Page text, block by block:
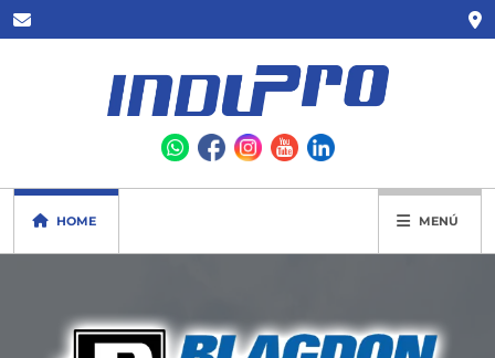
HOME MENÚ